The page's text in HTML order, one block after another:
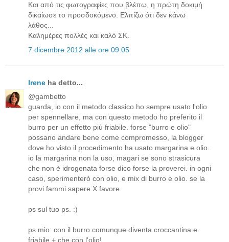
Και από τις φωτογραφίες που βλέπω, η πρώτη δοκιμή
δικαίωσε το προσδοκόμενο. Ελπίζω ότι δεν κάνω
λάθος...
Καλημέρες πολλές και καλό ΣΚ.
7 dicembre 2012 alle ore 09:05
Irene ha detto...
@gambetto
guarda, io con il metodo classico ho sempre usato l'olio
per spennellare, ma con questo metodo ho preferito il
burro per un effetto più friabile. forse "burro e olio"
possano andare bene come compromesso, la blogger
dove ho visto il procedimento ha usato margarina e olio.
io la margarina non la uso, magari se sono strasicura
che non è idrogenata forse dico forse la proverei. in ogni
caso, sperimenterò con olio, e mix di burro e olio. se la
provi fammi sapere X favore.
ps sul tuo ps. :)
ps mio: con il burro comunque diventa croccantina e
friabile + che con l'olio!